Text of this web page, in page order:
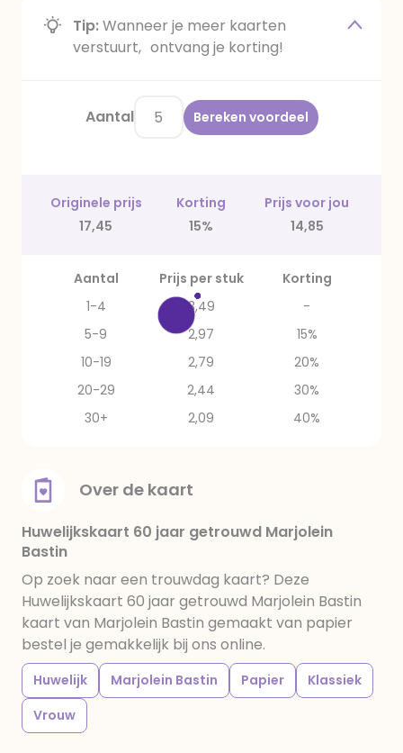
Tip:Wanneer je meer kaarten
verstuurt, ontvang je korting!
Aantal Bereken voordeel
Originele prijs Korting
Prijs voor jou
17,45
15% 14,85
Aantal Prijs per stuk
Korting
1-4
3,49
-
5-9
2,97
15%
10-19
2,79
20%
20-29
2,44
30%
30+
2,09 40%
Over de kaart
Huwelijkskaart 60 jaar getrouwd Marjolein
Bastin
Op zoek naar een trouwdag kaart? Deze
Huwelijkskaart 60 jaar getrouwd Marjolein Bastin
kaart van Marjolein Bastin gemaakt van papier
bestel je gemakkelijk bij ons online.
Huwelijk Marjolein Bastin Papier
Klassiek
Vrouw